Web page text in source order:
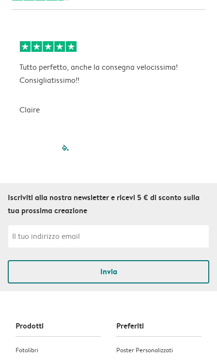
Tutto perfetto, anche la consegna velocissima!
Consigliatissimo!!
Claire
filled-pagination
Iscriviti alla nostra newsletter e ricevi 5 € di sconto sulla
tua prossima creazione
Invia
Prodotti
Fotolibri
Preferiti
Poster Personalizzati